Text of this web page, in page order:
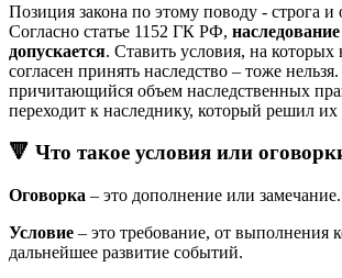
Позиция закона по этому поводу - строга и
Согласно статье 1152 ГК РФ,
допускается. Ставить условия, на которых
согласен принять наследство – тоже
причитающийся объем наследственных
переходит к наследнику, который решил их
🔻 Что такое условия или
Оговорка – это дополнение или замечание.
Условие – это требование, от выполнения
дальнейшее развитие событий.